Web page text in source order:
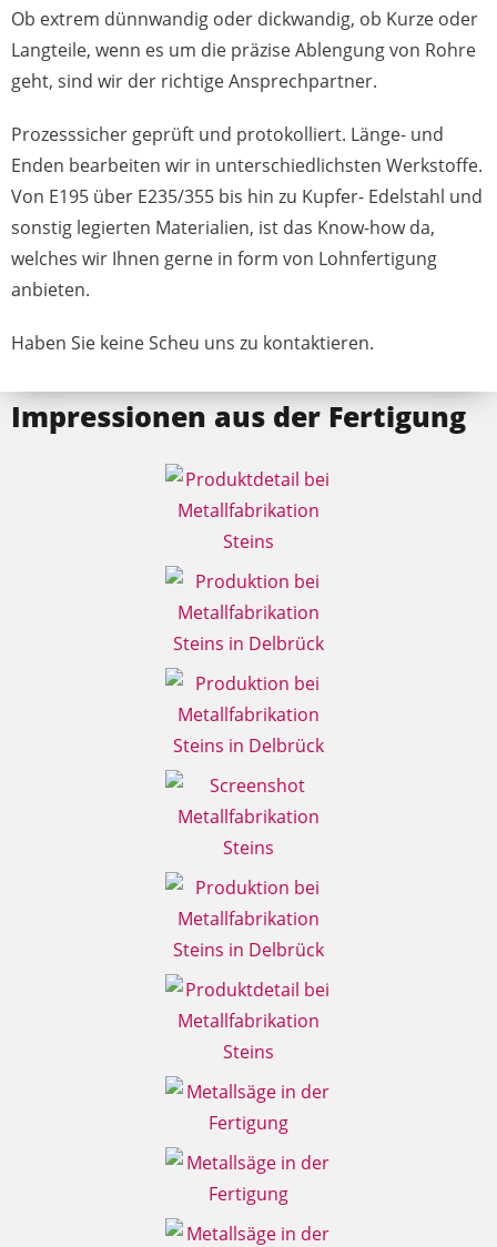
Ob extrem dünnwandig oder dickwandig, ob Kurze oder
Langteile, wenn es um die präzise Ablengung von Rohre
geht, sind wir der richtige Ansprechpartner.
Prozesssicher geprüft und protokolliert. Länge- und
Enden bearbeiten wir in unterschiedlichsten Werkstoffe.
Von E195 über E235/355 bis hin zu Kupfer- Edelstahl und
sonstig legierten Materialien, ist das Know-how da,
welches wir Ihnen gerne in form von Lohnfertigung
anbieten.
Haben Sie keine Scheu uns zu kontaktieren.
Impressionen aus der Fertigung